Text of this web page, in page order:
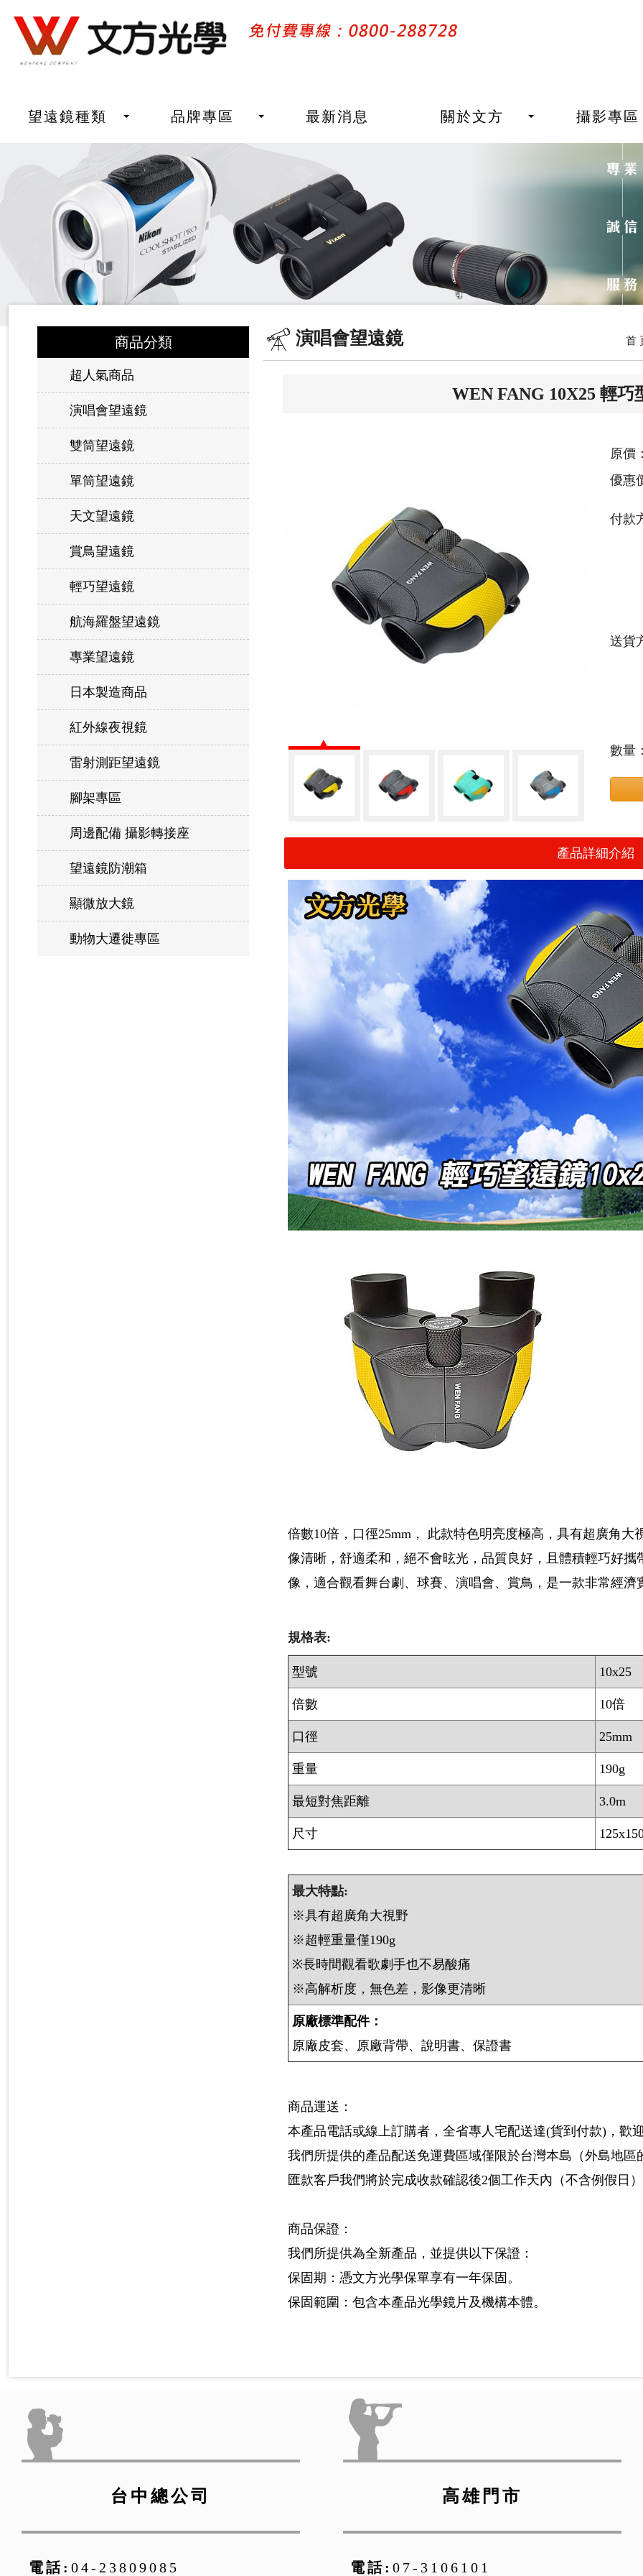
望遠鏡種類 品牌專區 最新消息 關於文方 攝影專區
商品分類
超人氣商品
演唱會望遠鏡
雙筒望遠鏡
單筒望遠鏡
天文望遠鏡
賞鳥望遠鏡
輕巧望遠鏡
航海羅盤望遠鏡
專業望遠鏡
日本製造商品
紅外線夜視鏡
雷射測距望遠鏡
腳架專區
周邊配備 攝影轉接座
望遠鏡防潮箱
顯微放大鏡
動物大遷徙專區
演唱會望遠鏡 首
WEN FANG 10X25 輕巧
原價
優惠
付款
送貨
數量
產品詳細介紹
倍數10倍，口徑25mm， 此款特色明亮度極高，具有超廣角
像清晰，舒適柔和，絕不會昡光，品質良好，且體積輕巧好
像，適合觀看舞台劇、球賽、演唱會、賞鳥，是一款非常經濟
規格表:
型號 10x25
倍數 10倍
口徑 25mm
重量 190g
最短對焦距離 3.0m
尺寸
最大特點:
※具有超廣角大視野
※超輕重量僅190g
※長時間觀看歌劇手也不易酸痛
※高解析度，無色差，影像更清晰
原廠標準配件：
原廠皮套、原廠背帶、說明書、保證書
商品運送：
本產品電話或線上訂購者，全省專人宅配送達(貨到付款)，歡迎
我們所提供的產品配送免運費區域僅限於台灣本島（外島地區
匯款客戶我們將於完成收款確認後2個工作天內（不含例假日
商品保證：
我們所提供為全新產品，並提供以下保證：
保固期：憑文方光學保單享有一年保固。
保固範圍：包含本產品光學鏡片及機構本體。
台中總公司
電話: 04-23809085
高雄門市
電話: 07-3106101